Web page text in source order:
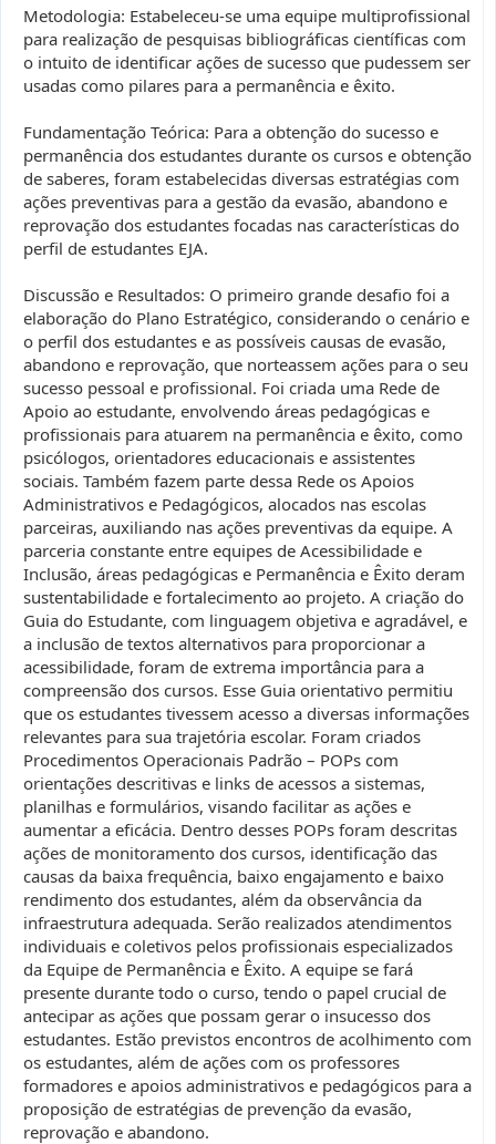
Metodologia: Estabeleceu-se uma equipe multiprofissional
para realização de pesquisas bibliográficas científicas com
o intuito de identificar ações de sucesso que pudessem ser
usadas como pilares para a permanência e êxito.
Fundamentação Teórica: Para a obtenção do sucesso e
permanência dos estudantes durante os cursos e obtenção
de saberes, foram estabelecidas diversas estratégias com
ações preventivas para a gestão da evasão, abandono e
reprovação dos estudantes focadas nas características do
perfil de estudantes EJA.
Discussão e Resultados: O primeiro grande desafio foi a
elaboração do Plano Estratégico, considerando o cenário e
o perfil dos estudantes e as possíveis causas de evasão,
abandono e reprovação, que norteassem ações para o seu
sucesso pessoal e profissional. Foi criada uma Rede de
Apoio ao estudante, envolvendo áreas pedagógicas e
profissionais para atuarem na permanência e êxito, como
psicólogos, orientadores educacionais e assistentes
sociais. Também fazem parte dessa Rede os Apoios
Administrativos e Pedagógicos, alocados nas escolas
parceiras, auxiliando nas ações preventivas da equipe. A
parceria constante entre equipes de Acessibilidade e
Inclusão, áreas pedagógicas e Permanência e Êxito deram
sustentabilidade e fortalecimento ao projeto. A criação do
Guia do Estudante, com linguagem objetiva e agradável, e
a inclusão de textos alternativos para proporcionar a
acessibilidade, foram de extrema importância para a
compreensão dos cursos. Esse Guia orientativo permitiu
que os estudantes tivessem acesso a diversas informações
relevantes para sua trajetória escolar. Foram criados
Procedimentos Operacionais Padrão – POPs com
orientações descritivas e links de acessos a sistemas,
planilhas e formulários, visando facilitar as ações e
aumentar a eficácia. Dentro desses POPs foram descritas
ações de monitoramento dos cursos, identificação das
causas da baixa frequência, baixo engajamento e baixo
rendimento dos estudantes, além da observância da
infraestrutura adequada. Serão realizados atendimentos
individuais e coletivos pelos profissionais especializados
da Equipe de Permanência e Êxito. A equipe se fará
presente durante todo o curso, tendo o papel crucial de
antecipar as ações que possam gerar o insucesso dos
estudantes. Estão previstos encontros de acolhimento com
os estudantes, além de ações com os professores
formadores e apoios administrativos e pedagógicos para a
proposição de estratégias de prevenção da evasão,
reprovação e abandono.